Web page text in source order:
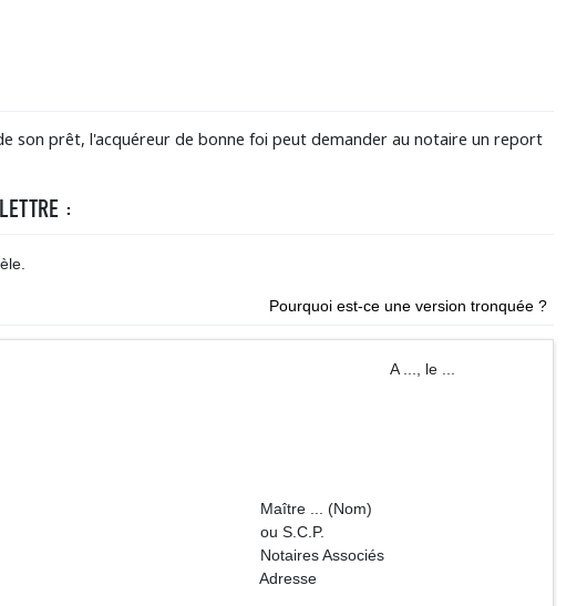
son prêt, l'acquéreur de bonne foi peut demander au notaire un report
:
Pourquoi est-ce une version tronquée ?
Nom(s) A ..., le ...
... (Nom)
Associés